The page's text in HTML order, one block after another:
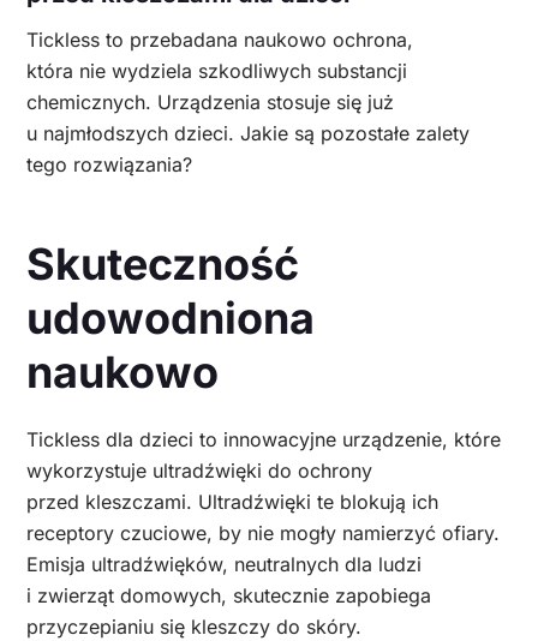
Tickless to przebadana naukowo ochrona,
która nie wydziela szkodliwych substancji
chemicznych. Urządzenia stosuje się już
u najmłodszych dzieci. Jakie są pozostałe zalety
tego rozwiązania?
Skuteczność
udowodniona
naukowo
Tickless dla dzieci to innowacyjne urządzenie, które
wykorzystuje ultradźwięki do ochrony
przed kleszczami. Ultradźwięki te blokują ich
receptory czuciowe, by nie mogły namierzyć ofiary.
Emisja ultradźwięków, neutralnych dla ludzi
i zwierząt domowych, skutecznie zapobiega
przyczepianiu się kleszczy do skóry.